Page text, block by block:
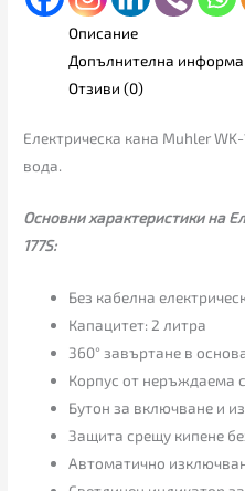
Описание
Допълнителна
Отзиви (0)
Електрическа кана Muhler
вода.
Основни характеристики на
177S:
Без кабелна
Капацитет: 2 литра
360° завъртане в
Корпус от неръждаема
Бутон за включване и
Защита срещу кипене
Автоматично